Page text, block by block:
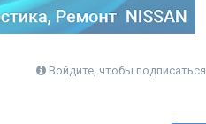
Войдите, чтобы подписаться